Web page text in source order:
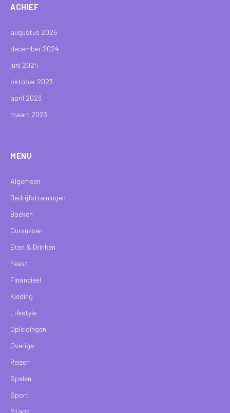
ACHIEF
augustus 2025
december 2024
juni 2024
oktober 2023
april 2023
maart 2023
MENU
Algemeen
Bedrijfstrainingen
Boeken
Cursussen
Eten & Drinken
Feest
Financieel
Kleding
Lifestyle
Opleidingen
Overige
Reizen
Spelen
Sport
Stage